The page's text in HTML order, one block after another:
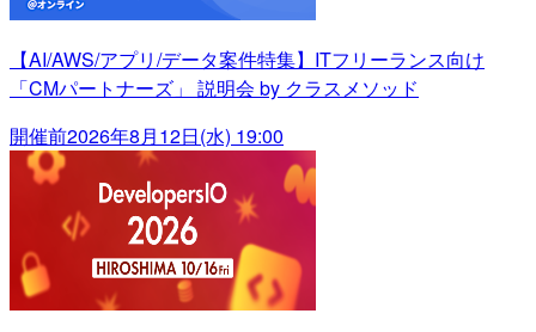
【AI/AWS/アプリ/データ案件特集】ITフリーランス向け
「CMパートナーズ」 説明会 by クラスメソッド
開催前2026年8月12日(水) 19:00